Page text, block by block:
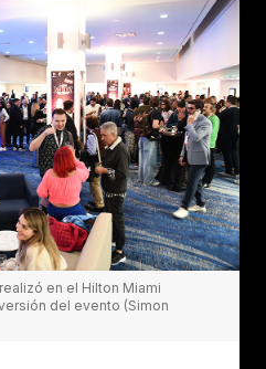
en el Hilton Miami
del evento (Simon